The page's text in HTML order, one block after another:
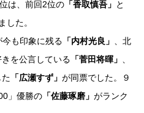
は、前回2位の 「香取慎吾」 と
した。
も印象に残る 「内村光良」
、北
きを公言している 「菅田将暉」
「広瀬すず」 が同票でした。９
」優勝の 「佐藤琢磨」 がランク